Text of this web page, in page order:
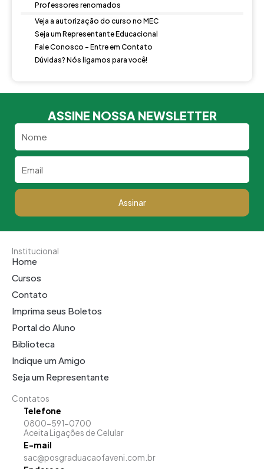
Professores renomados
Veja a autorização do curso no MEC
Seja um Representante Educacional
Fale Conosco - Entre em Contato
Dúvidas? Nós ligamos para você!
ASSINE NOSSA NEWSLETTER
Assinar
Institucional
Home
Cursos
Contato
Imprima seus Boletos
Portal do Aluno
Biblioteca
Indique um Amigo
Seja um Representante
Contatos
Telefone
0800-591-0700
Aceita Ligações de Celular
E-mail
sac@posgraduacaofaveni.com.br